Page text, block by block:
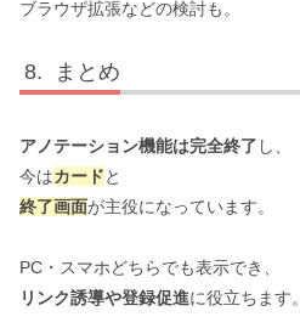
ブラウザ拡張などの検討も。
まとめ
アノテーション機能は完全終了 し、
今はカードと
終了画面が主役になっています。
PC・スマホどちらでも表示でき、
リンク誘導や登録促進に役立ちます。